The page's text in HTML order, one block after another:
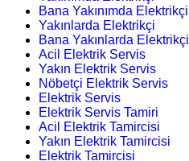
Bana Yakınımda Elektrikçi
Yakınlarda Elektrikçi
Bana Yakınlarda Elektrikçi
Acil Elektrik Servis
Yakın Elektrik Servis
Nöbetçi Elektrik Servis
Elektrik Servis
Elektrik Servis Tamiri
Acil Elektrik Tamircisi
Yakın Elektrik Tamircisi
Elektrik Tamircisi